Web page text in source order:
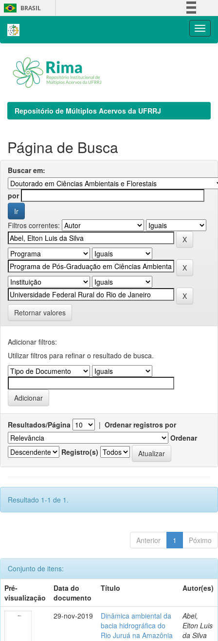
Skip
navigation
BRASIL
Repositório de Múltiplos Acervos da UFRRJ
Página de Busca
Buscar em:
por
Filtros correntes:
Retornar valores
Adicionar filtros:
Utilizar filtros para refinar o resultado de busca.
Resultados/Página | Ordenar registros por
Ordenar
Registro(s)
Resultado 1-1 de 1.
Anterior 1 Póximo
Conjunto de itens:
Pré-
visualização
Data do
documento
Título Autor(es)
29-nov-2019
Dinâmica ambiental da
bacia hidrográfica do
Rio Juruá na Amazônia
Abel,
Elton Luis
da Silva